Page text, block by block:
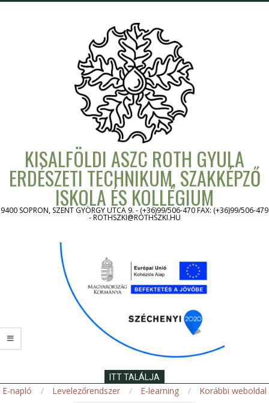
KISALFÖLDI ASZC ROTH GYULA
ERDÉSZETI TECHNIKUM, SZAKKÉPZŐ
ISKOLA ÉS KOLLÉGIUM
9400 SOPRON, SZENT GYÖRGY UTCA 9. - (+36)99/506-470 FAX: (+36)99/506-479
- ROTHSZKI@ROTHSZKI.HU
ITT TALÁLJA
E-napló Levelezőrendszer E-learning
Korábbi weboldal